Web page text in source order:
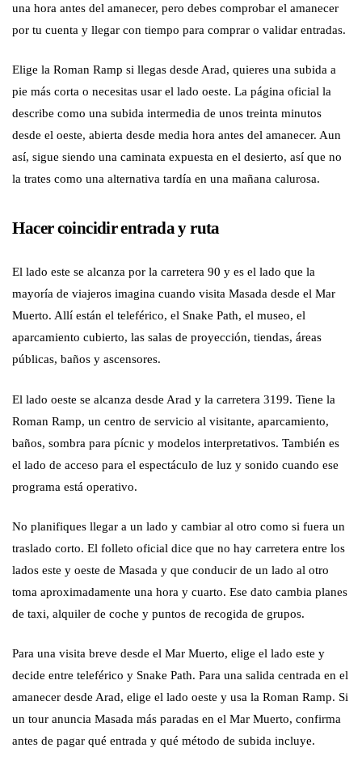
una hora antes del amanecer, pero debes comprobar el amanecer
por tu cuenta y llegar con tiempo para comprar o validar entradas.
Elige la Roman Ramp si llegas desde Arad, quieres una subida a
pie más corta o necesitas usar el lado oeste. La página oficial la
describe como una subida intermedia de unos treinta minutos
desde el oeste, abierta desde media hora antes del amanecer. Aun
así, sigue siendo una caminata expuesta en el desierto, así que no
la trates como una alternativa tardía en una mañana calurosa.
Hacer coincidir entrada y ruta
El lado este se alcanza por la carretera 90 y es el lado que la
mayoría de viajeros imagina cuando visita Masada desde el Mar
Muerto. Allí están el teleférico, el Snake Path, el museo, el
aparcamiento cubierto, las salas de proyección, tiendas, áreas
públicas, baños y ascensores.
El lado oeste se alcanza desde Arad y la carretera 3199. Tiene la
Roman Ramp, un centro de servicio al visitante, aparcamiento,
baños, sombra para pícnic y modelos interpretativos. También es
el lado de acceso para el espectáculo de luz y sonido cuando ese
programa está operativo.
No planifiques llegar a un lado y cambiar al otro como si fuera un
traslado corto. El folleto oficial dice que no hay carretera entre los
lados este y oeste de Masada y que conducir de un lado al otro
toma aproximadamente una hora y cuarto. Ese dato cambia planes
de taxi, alquiler de coche y puntos de recogida de grupos.
Para una visita breve desde el Mar Muerto, elige el lado este y
decide entre teleférico y Snake Path. Para una salida centrada en el
amanecer desde Arad, elige el lado oeste y usa la Roman Ramp. Si
un tour anuncia Masada más paradas en el Mar Muerto, confirma
antes de pagar qué entrada y qué método de subida incluye.